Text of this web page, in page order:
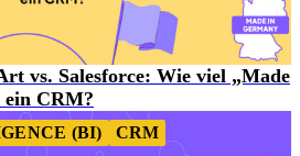
vs. Salesforce: Wie viel „Made
CRM?
(BI)
CRM